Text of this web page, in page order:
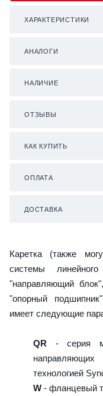
ХАРАКТЕРИСТИКИ
АНАЛОГИ
НАЛИЧИЕ
ОТЗЫВЫ
КАК КУПИТЬ
ОПЛАТА
ДОСТАВКА
Каретка (также
системы
"направляющий
"опорный
имеет следующие
QR - серия
технологией
W - фланцевый